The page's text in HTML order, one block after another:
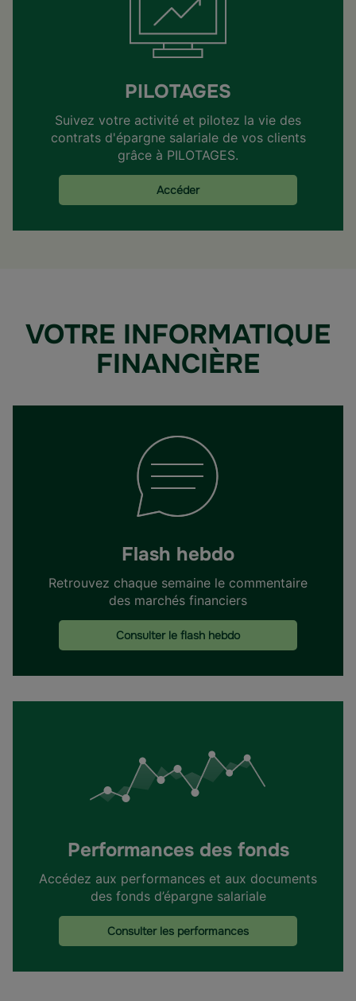
PILOTAGES
Suivez votre activité et pilotez la vie des
contrats d'épargne salariale de vos clients
grâce à PILOTAGES.
Accéder
VOTRE INFORMATIQUE
FINANCIÈRE
Flash hebdo
Retrouvez chaque semaine le commentaire
des marchés financiers
Consulter le flash hebdo
Performances des fonds
Accédez aux performances et aux documents
des fonds d’épargne salariale
Consulter les performances